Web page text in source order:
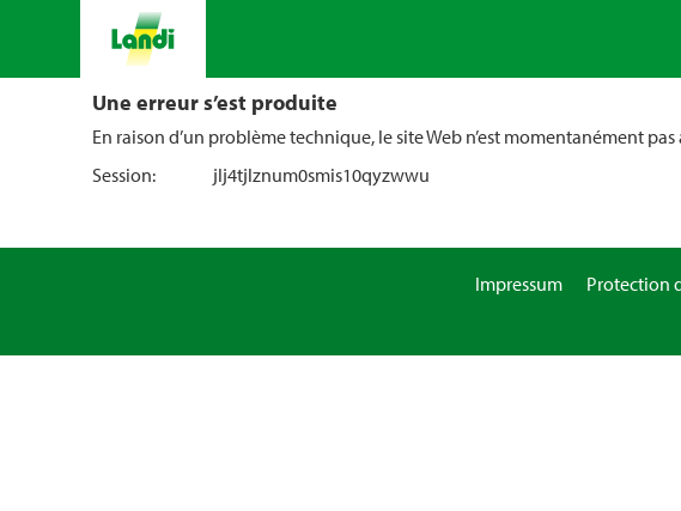
Une erreur s’est produite
En raison d’un problème technique, le site Web n’est momentanément
Session:
jlj4tjlznum0smis10qyzwwu
Impressum Protection